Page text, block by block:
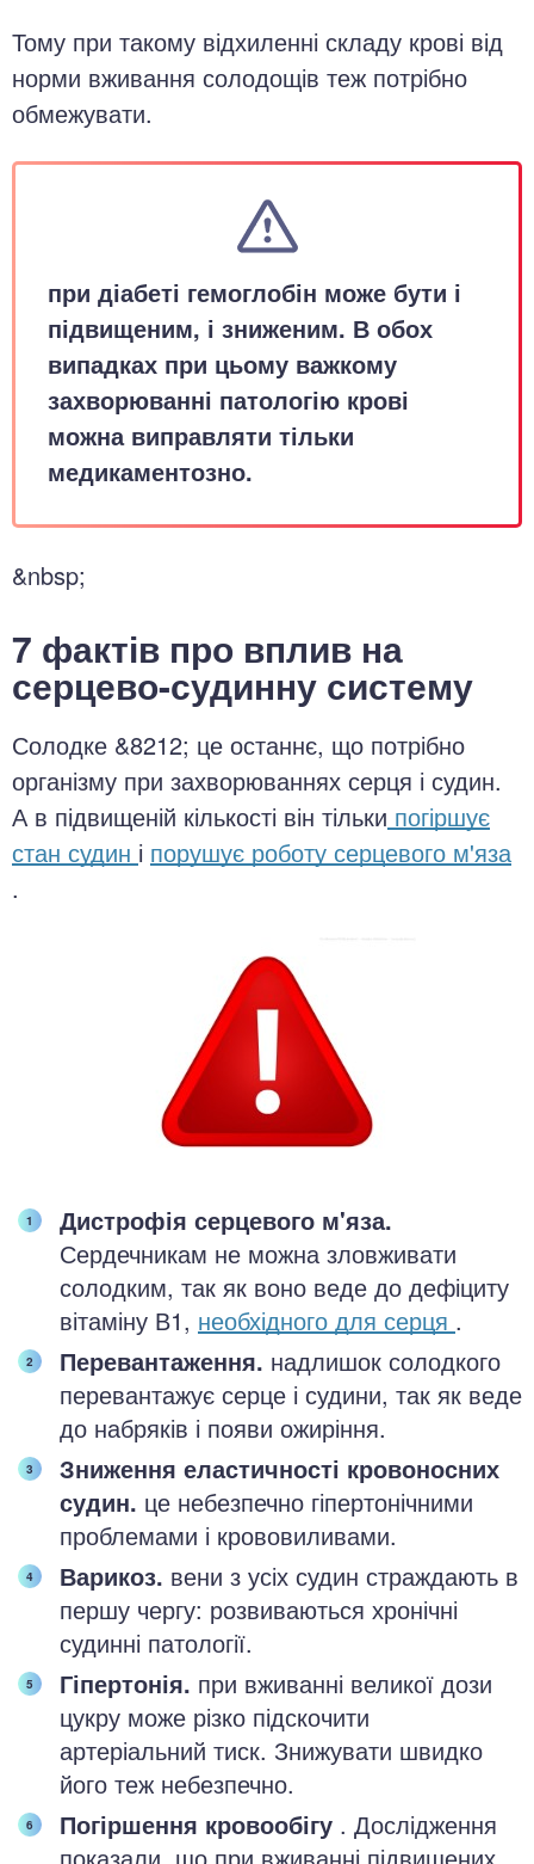
Тому при такому відхиленні складу крові від
норми вживання солодощів теж потрібно
обмежувати.
при діабеті гемоглобін може бути і
підвищеним, і зниженим. В обох
випадках при цьому важкому
захворюванні патологію крові
можна виправляти тільки
медикаментозно.
&nbsp;
7 фактів про вплив на
серцево-судинну систему
Солодке &8212; це останнє, що потрібно
організму при захворюваннях серця і судин.
А в підвищеній кількості він тільки погіршує
стан судин і порушує роботу серцевого м'яза
.
Дистрофія серцевого м'яза.
Сердечникам не можна зловживати
солодким, так як воно веде до дефіциту
вітаміну В1, необхідного для серця .
Перевантаження. надлишок солодкого
перевантажує серце і судини, так як веде
до набряків і появи ожиріння.
Зниження еластичності кровоносних
судин. це небезпечно гіпертонічними
проблемами і крововиливами.
Варикоз. вени з усіх судин страждають в
першу чергу: розвиваються хронічні
судинні патології.
Гіпертонія. при вживанні великої дози
цукру може різко підскочити
артеріальний тиск. Знижувати швидко
його теж небезпечно.
Погіршення кровообігу . Дослідження